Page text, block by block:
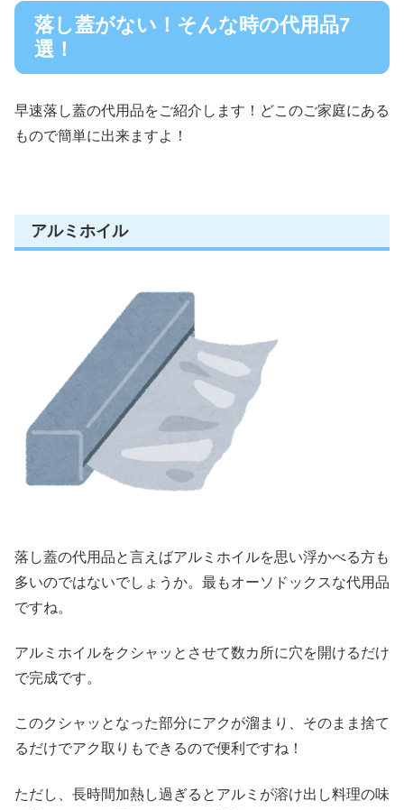
落し蓋がない！そんな時の代用品7
選！
早速落し蓋の代用品をご紹介します！どこのご家庭にある
もので簡単に出来ますよ！
アルミホイル
落し蓋の代用品と言えばアルミホイルを思い浮かべる方も
多いのではないでしょうか。 最もオーソドックスな代用品
ですね。
アルミホイルをクシャッとさせて数カ所に穴を開けるだけ
で完成です。
このクシャッとなった部分にアクが溜まり、 そのまま捨て
るだけでアク取りもできるので便利ですね！
ただし、 長時間加熱し過ぎるとアルミが溶け出し料理の味